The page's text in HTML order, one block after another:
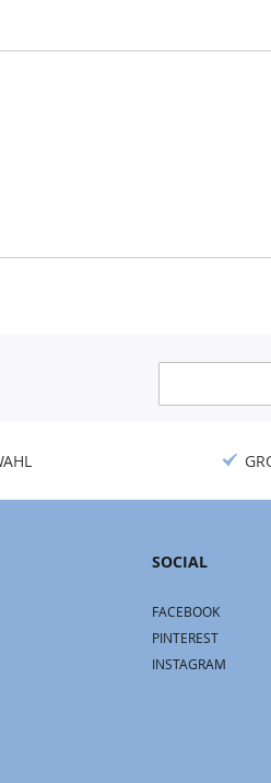
Newsletter:
SOCIAL
FACEBOOK
PINTEREST
INSTAGRAM